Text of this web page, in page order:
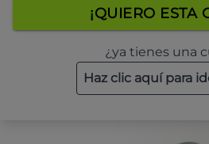
¡QUIERO ESTA
¿ya tienes una
Haz clic aquí para